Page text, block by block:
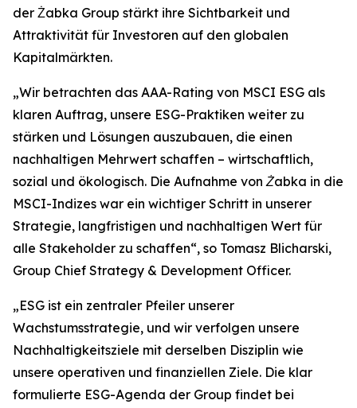
der Żabka Group stärkt ihre Sichtbarkeit und
Attraktivität für Investoren auf den globalen
Kapitalmärkten.
„Wir betrachten das AAA-Rating von MSCI ESG als
klaren Auftrag, unsere ESG-Praktiken weiter zu
stärken und Lösungen auszubauen, die einen
nachhaltigen Mehrwert schaffen – wirtschaftlich,
sozial und ökologisch. Die Aufnahme von Żabka in die
MSCI-Indizes war ein wichtiger Schritt in unserer
Strategie, langfristigen und nachhaltigen Wert für
alle Stakeholder zu schaffen“, so Tomasz Blicharski,
Group Chief Strategy & Development Officer.
„ESG ist ein zentraler Pfeiler unserer
Wachstumsstrategie, und wir verfolgen unsere
Nachhaltigkeitsziele mit derselben Disziplin wie
unsere operativen und finanziellen Ziele. Die klar
formulierte ESG-Agenda der Group findet bei